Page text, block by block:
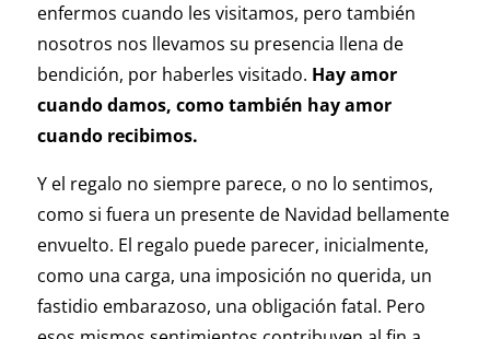
enfermos cuando les visitamos, pero también
nosotros nos llevamos su presencia llena de
bendición, por haberles visitado. Hay amor
cuando damos, como también hay amor
cuando recibimos.
Y el regalo no siempre parece, o no lo sentimos,
como si fuera un presente de Navidad bellamente
envuelto. El regalo puede parecer, inicialmente,
como una carga, una imposición no querida, un
fastidio embarazoso, una obligación fatal. Pero